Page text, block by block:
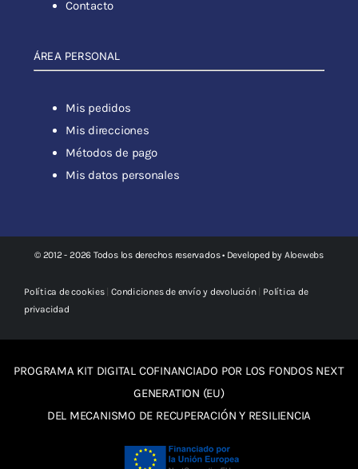
Contacto
ÁREA PERSONAL
Mis pedidos
Mis direcciones
Métodos de pago
Mis datos personales
© 2012 - 2026 Todos los derechos reservados • Developed by Aloewebs
Política de cookies|Condiciones de envío y devolución| Política de
privacidad
PROGRAMA KIT DIGITAL COFINANCIADO POR LOS FONDOS NEXT
GENERATION (EU)
DEL MECANISMO DE RECUPERACIÓN Y RESILIENCIA